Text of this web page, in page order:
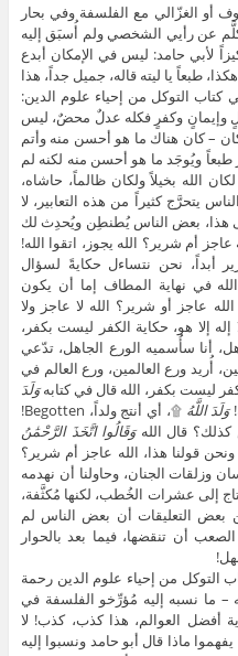
أو الغزّالي مع الفلسفة وفي بحار
عن رأيي الشخصي ولم أُسبَق إليه
لأبي حامد: ليس في الإمكان أبدع
طبعاً يا ليته قاله، جميل جداً، هذا
التوكل من إحياء علوم الدين:
وإيمانٍ وكفرٍ فكله عدلٌ محضٌ، ليس
– كان هناك ما هو أحسن منه وأتم
طبعاً ويُوجَد ما هو أحسن منه لكنه لم
الله بخيلاً ولكان ظالماً، حاشاه،
يتحرَّج كثيراً من هذه التعابير، لا
هذا، بعض الناس يُطنطِن ويُحدِث لك
أم شرير؟ الله يجوز، اتقوا الله!
أبداً، نحن نتساءل حكايةً لسؤال
في نهاية المطاف إما أن يكون
عاجز أو شرير؟ الله لا عاجز ولا
إله إلا هو، حكاية الكفر ليست بكفر،
أنا سأُسميه الورع الجاهل، تدّعي
أُريد ورع العالمين، ورع العالم في
ليست بكفر، الله قال في كتابهوَلَدَ
وَلَدَ اللَّهُ
۩، أي أنتج ولداً، Begotten!
كذلك؟ قال اللهوَقَالُوا اتَّخَذَ الرَّحْمَٰنُ
قولنا هذا، الله عاجز أم شرير؟
وزلقات الجنان، وحاولنا أن نهدمه
إلى عشرات الخُطب، لكنها مُكثَّفة،
بعض التعليقات أن بعض الناس لم
أن تنقضها، فيما بعد بالحوار
التوكل من إحياء علوم الدين رحمة
– ما نسبه إليه مُؤرِّخو الفلسفة في
أفضل العوالم، هذا كذب، كذب! لا
ماذا قال أبو حامد ونسبوا إليه